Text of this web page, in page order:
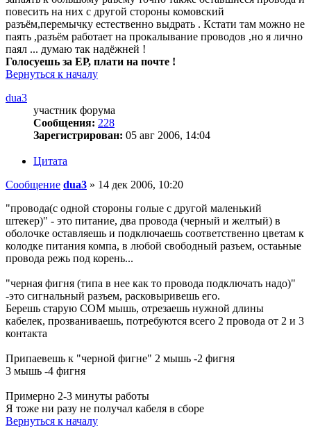
повесить на них с другой стороны комовский
разъём,перемычку естественно выдрать . Кстати там можно не
паять ,разъём работает на прокалывание проводов ,но я лично
паял ... думаю так надёжней !
Голосуешь за ЕР, плати на почте !
Вернуться к началу
dua3
участник форума
Сообщения: 228
Зарегистрирован: 05 авг 2006, 14:04
Цитата
Сообщение dua3 » 14 дек 2006, 10:20
"провода(с одной стороны голые с другой маленький
штекер)" - это питание, два провода (черный и желтый) в
оболочке оставляешь и подключаешь соответственно цветам к
колодке питания компа, в любой свободный разъем, остаьные
провода режь под корень...
"черная фигня (типа в нее как то провода подключать надо)"
-это сигнальный разъем, расковыривешь его.
Берешь старую COM мышь, отрезаешь нужной длины
кабелек, прозваниваешь, потребуются всего 2 провода от 2 и 3
контакта
Припаевешь к "черной фигне" 2 мышь -2 фигня
3 мышь -4 фигня
Примерно 2-3 минуты работы
Я тоже ни разу не получал кабеля в сборе
Вернуться к началу